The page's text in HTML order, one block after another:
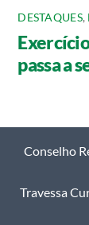
DESTAQUES,
passa a
Conselho
Travessa